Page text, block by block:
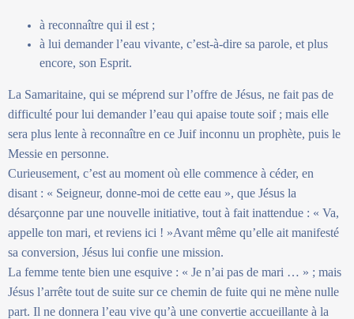
à reconnaître qui il est ;
à lui demander l’eau vivante, c’est-à-dire sa parole, et plus
encore, son Esprit.
La Samaritaine, qui se méprend sur l’offre de Jésus, ne fait pas de
difficulté pour lui demander l’eau qui apaise toute soif ; mais elle
sera plus lente à reconnaître en ce Juif inconnu un prophète, puis le
Messie en personne.
Curieusement, c’est au moment où elle commence à céder, en
disant : « Seigneur, donne-moi de cette eau », que Jésus la
désarçonne par une nouvelle initiative, tout à fait inattendue : « Va,
appelle ton mari, et reviens ici ! »Avant même qu’elle ait manifesté
sa conversion, Jésus lui confie une mission.
La femme tente bien une esquive : « Je n’ai pas de mari … » ; mais
Jésus l’arrête tout de suite sur ce chemin de fuite qui ne mène nulle
part. Il ne donnera l’eau vive qu’à une convertie accueillante à la